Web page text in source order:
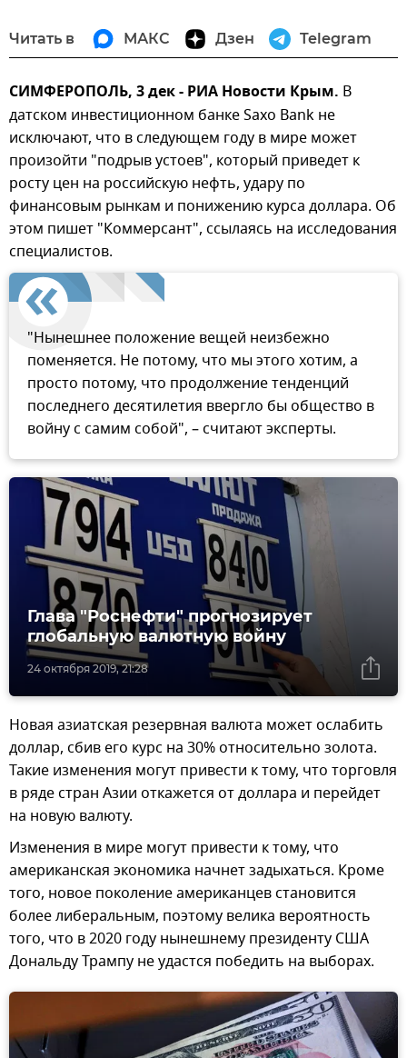
Читать в МАКС Дзен Telegram
СИМФЕРОПОЛЬ, 3 дек - РИА Новости Крым. В
датском инвестиционном банке Saxo Bank не
исключают, что в следующем году в мире может
произойти "подрыв устоев", который приведет к
росту цен на российскую нефть, удару по
финансовым рынкам и понижению курса доллара. Об
этом пишет "Коммерсант", ссылаясь на исследования
специалистов.
"Нынешнее положение вещей неизбежно
поменяется. Не потому, что мы этого хотим, а
просто потому, что продолжение тенденций
последнего десятилетия ввергло бы общество в
войну с самим собой", – считают эксперты.
24 октября 2019, 21:28
Глава "Роснефти" прогнозирует
глобальную валютную войну
Новая азиатская резервная валюта может ослабить
доллар, сбив его курс на 30% относительно золота.
Такие изменения могут привести к тому, что торговля
в ряде стран Азии откажется от доллара и перейдет
на новую валюту.
Изменения в мире могут привести к тому, что
американская экономика начнет задыхаться. Кроме
того, новое поколение американцев становится
более либеральным, поэтому велика вероятность
того, что в 2020 году нынешнему президенту США
Дональду Трампу не удастся победить на выборах.